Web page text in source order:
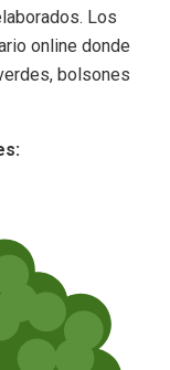
Los
online donde
bolsones